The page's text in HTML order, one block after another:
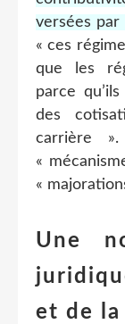
versées
« ces
que les
parce
des
carrière
«
«
Une
et de